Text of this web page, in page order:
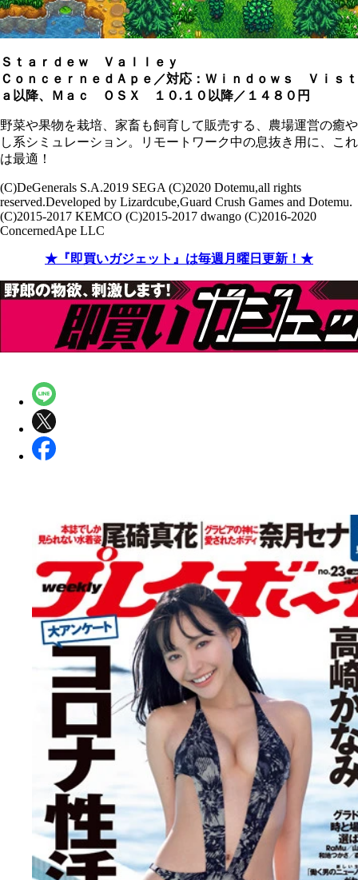
Ｓｔａｒｄｅｗ Ｖａｌｌｅｙ
ＣｏｎｃｅｒｎｅｄＡｐｅ／対応：Ｗｉｎｄｏｗｓ Ｖｉｓｔ
ａ以降、Ｍａｃ ＯＳＸ １０.１０以降／１４８０円
野菜や果物を栽培、家畜も飼育して販売する、農場運営の癒や
し系シミュレーション。リモートワーク中の息抜き用に、これ
は最適！
(C)DeGenerals S.A.2019 SEGA (C)2020 Dotemu,all rights
reserved.Developed by Lizardcube,Guard Crush Games and Dotemu.
(C)2015-2017 KEMCO (C)2015-2017 dwango (C)2016-2020
ConcernedApe LLC
★『即買いガジェット』は毎週月曜日更新！★